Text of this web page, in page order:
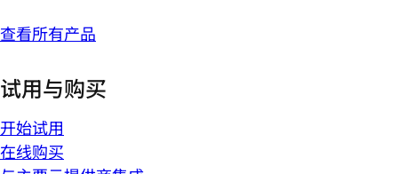
查看所有产品
试用与购买
开始试用
在线购买